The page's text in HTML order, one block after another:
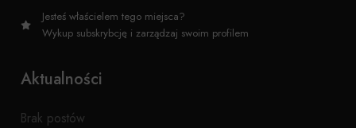
Jesteś właścielem tego miejsca?
Wykup subskrybcję i zarządzaj swoim profilem
Aktualności
Brak postów